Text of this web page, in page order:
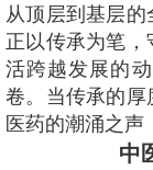
从顶层到基层的
正以传承为笔
活跨越发展的
卷。当传承的厚
医药的潮涌之声
中